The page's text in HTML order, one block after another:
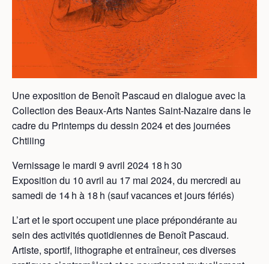
Une exposition de Benoît Pascaud en dialogue avec la
Collection des Beaux-Arts Nantes Saint-Nazaire dans le
cadre du Printemps du dessin 2024 et des journées
Chtiiing
Vernissage le mardi 9 avril 2024 18 h 30
Exposition du 10 avril au 17 mai 2024, du mercredi au
samedi de 14 h à 18 h (sauf vacances et jours fériés)
L’art et le sport occupent une place prépondérante au
sein des activités quotidiennes de Benoît Pascaud.
Artiste, sportif, lithographe et entraîneur, ces diverses